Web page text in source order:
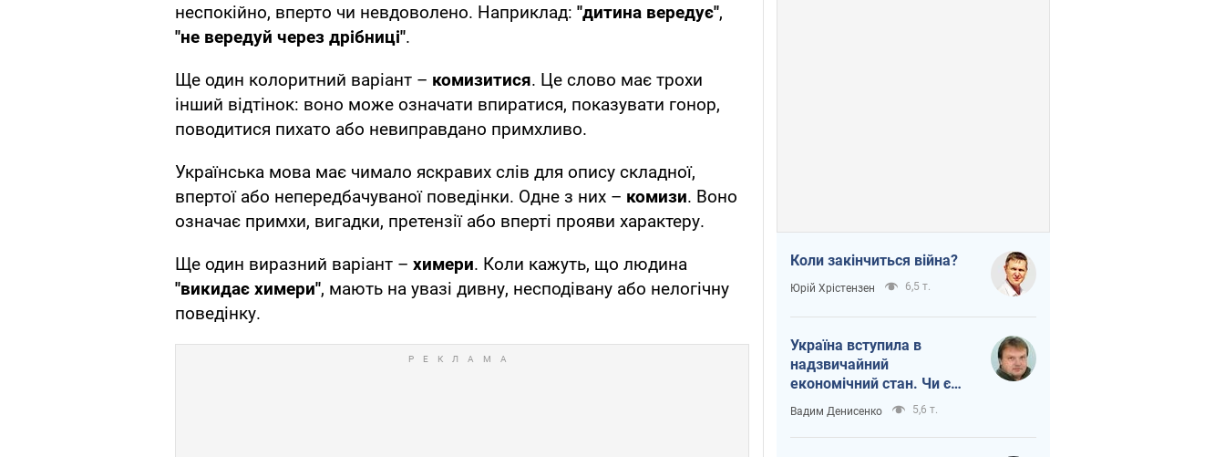
неспокійно, вперто чи невдоволено. Наприклад: "дитина вередує",
"не вередуй через дрібниці".
Ще один колоритний варіант – комизитися. Це слово має трохи
інший відтінок: воно може означати впиратися, показувати гонор,
поводитися пихато або невиправдано примхливо.
Українська мова має чимало яскравих слів для опису складної,
впертої або непередбачуваної поведінки. Одне з них – комизи. Воно
означає примхи, вигадки, претензії або вперті прояви характеру.
Ще один виразний варіант – химери. Коли кажуть, що людина
"викидає химери", мають на увазі дивну, несподівану або нелогічну
поведінку.
Коли закінчиться війна?
Юрій Хрістензен 6,5 т.
Україна вступила в
надзвичайний
економічний стан. Чи є
світло вкінці тунелю?
Вадим Денисенко 5,6 т.